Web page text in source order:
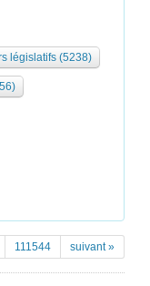
législatifs (5238)
111544 suivant »